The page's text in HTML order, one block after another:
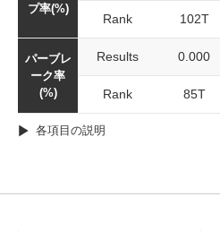
プ率(%)
Rank 102T
パーブレ
ーク率
(%)
Results 0.000
Rank 85T
各項目の説明